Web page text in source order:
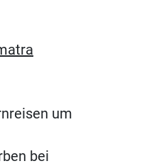
um
bei